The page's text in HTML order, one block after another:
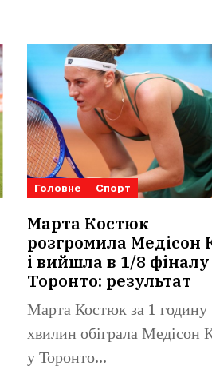
Головне Спорт
Марта Костюк
розгромила Медісон
і вийшла в 1/8 фіналу
Торонто: результат
Марта Костюк за 1 годину
хвилин обіграла Медісон
у Торонто...